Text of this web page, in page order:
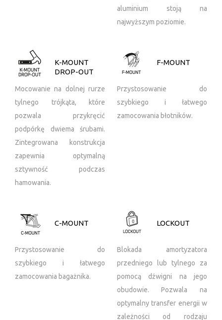
aluminium stoją na
najwyższym poziomie.
K-MOUNT
DROP-OUT
Mocowanie na dolnej rurze
tylnego trójkąta, które
pozwala przykręcić
podpórkę dwiema śrubami.
Zintegrowana konstrukcja
zapewnia optymalną
sztywność podczas
hamowania.
F-MOUNT
Przystosowanie do
szybkiego i łatwego
zamocowania błotników.
C-MOUNT
Przystosowanie do
szybkiego i łatwego
zamocowania bagażnika.
LOCKOUT
Blokada amortyzatora
przedniego lub tylnego za
pomocą dźwigni na jego
obudowie. Pozwala na
optymalny transfer energii w
zależności od rodzaju